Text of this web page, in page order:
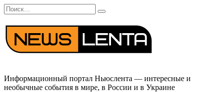
Перейти
к
содержанию
Search
for:
Информационный портал Ньюслента — интересные и
необычные события в мире, в России и в Украине